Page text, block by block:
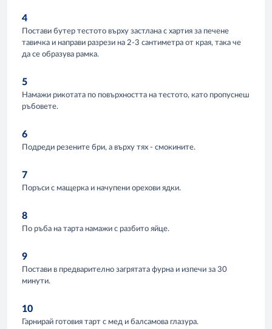
4
Постави бутер тестото върху застлана с хартия за печене
тавичка и направи разрези на 2-3 сантиметра от края, така че
да се образува рамка.
5
Намажи рикотата по повърхността на тестото, като пропуснеш
ръбовете.
6
Подреди резените бри, а върху тях - смокините.
7
Поръси с мащерка и начупени орехови ядки.
8
По ръба на тарта намажи с разбито яйце.
9
Постави в предварително загрятата фурна и изпечи за 30
минути.
10
Гарнирай готовия тарт с мед и балсамова глазура.